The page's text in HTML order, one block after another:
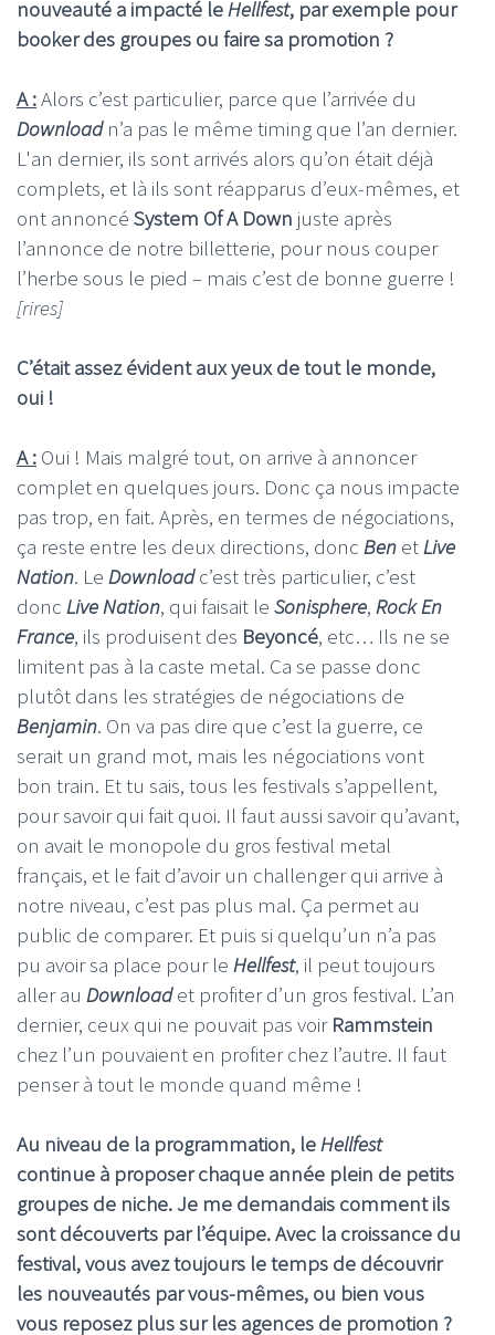
nouveauté a impacté le Hellfest, par exemple pour
booker des groupes ou faire sa promotion ?
A :Alors c’est particulier, parce que l’arrivée du
Download n’a pas le même timing que l’an dernier.
L'an dernier, ils sont arrivés alors qu’on était déjà
complets, et là ils sont réapparus d’eux-mêmes, et
ont annoncé System Of A Down juste après
l’annonce de notre billetterie, pour nous couper
l’herbe sous le pied – mais c’est de bonne guerre !
[rires]
C’était assez évident aux yeux de tout le monde,
oui !
A : Oui ! Mais malgré tout, on arrive à annoncer
complet en quelques jours. Donc ça nous impacte
pas trop, en fait. Après, en termes de négociations,
ça reste entre les deux directions, donc Ben et Live
Nation. Le Downloadc’est très particulier, c’est
donc Live Nation, qui faisait le Sonisphere, Rock En
France, ils produisent des Beyoncé, etc… Ils ne se
limitent pas à la caste metal. Ca se passe donc
plutôt dans les stratégies de négociations de
Benjamin. On va pas dire que c’est la guerre, ce
serait un grand mot, mais les négociations vont
bon train. Et tu sais, tous les festivals s’appellent,
pour savoir qui fait quoi. Il faut aussi savoir qu’avant,
on avait le monopole du gros festival metal
français, et le fait d’avoir un challenger qui arrive à
notre niveau, c’est pas plus mal. Ça permet au
public de comparer. Et puis si quelqu’un n’a pas
pu avoir sa place pour le Hellfest, il peut toujours
aller au Downloadet profiter d’un gros festival. L’an
dernier, ceux qui ne pouvait pas voir Rammstein
chez l’un pouvaient en profiter chez l’autre. Il faut
penser à tout le monde quand même !
Au niveau de la programmation, le Hellfest
continue à proposer chaque année plein de petits
groupes de niche. Je me demandais comment ils
sont découverts par l’équipe. Avec la croissance du
festival, vous avez toujours le temps de découvrir
les nouveautés par vous-mêmes, ou bien vous
vous reposez plus sur les agences de promotion ?